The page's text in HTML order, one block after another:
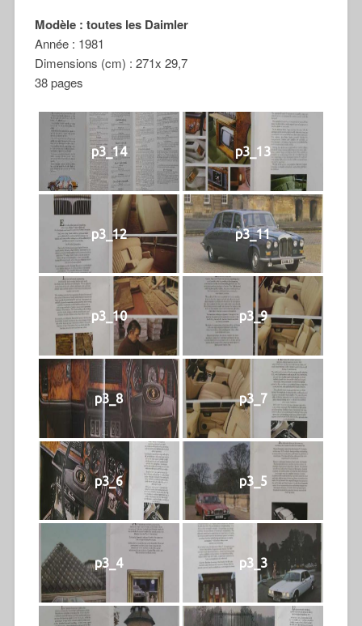
Modèle : toutes les Daimler
Année : 1981
Dimensions (cm) : 271x 29,7
38 pages
p3_14 p3_13
p3_12 p3_11
p3_10 p3_9
p3_8 p3_7
p3_6 p3_5
p3_4 p3_3